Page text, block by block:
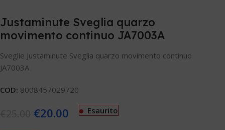
Justaminute Sveglia quarzo
movimento continuo JA7003A
Sveglie Justaminute Sveglia quarzo movimento continuo
JA7003A
COD: 8008457029720
€20.00 Esaurito